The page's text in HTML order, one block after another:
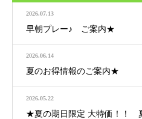
2026.07.13
早朝プレー♪ ご案内★
2026.06.14
夏のお得情報のご案内★
2026.05.22
★夏の期日限定 大特価！